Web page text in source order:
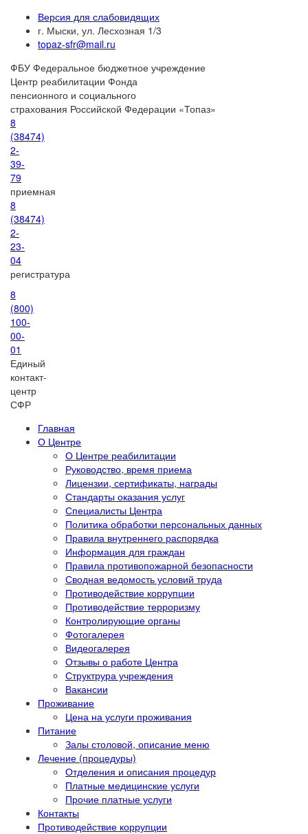
Версия для слабовидящих
г. Мыски, ул. Лесхозная 1/3
topaz-sfr@mail.ru
ФБУ Федеральное бюджетное учреждение
Центр реабилитации Фонда
пенсионного и социального
страхования Российской Федерации «Топаз»
8
(38474)
2-
39-
79
приемная
8
(38474)
2-
23-
04
регистратура
8
(800)
100-
00-
01
Единый
контакт-
центр
СФР
Главная
О Центре
О Центре реабилитации
Руководство, время приема
Лицензии, сертификаты, награды
Стандарты оказания услуг
Специалисты Центра
Политика обработки персональных данных
Правила внутреннего распорядка
Информация для граждан
Правила противопожарной безопасности
Сводная ведомость условий труда
Противодействие коррупции
Противодействие терроризму
Контролирующие органы
Фотогалерея
Видеогалерея
Отзывы о работе Центра
Структрура учреждения
Вакансии
Проживание
Цена на услуги проживания
Питание
Залы столовой, описание меню
Лечение (процедуры)
Отделения и описания процедур
Платные медицинские услуги
Прочие платные услуги
Контакты
Противодействие коррупции